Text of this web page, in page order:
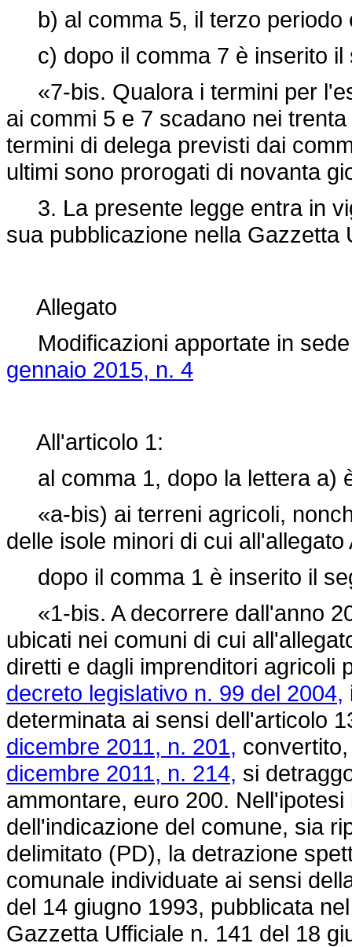
b) al comma 5, il terzo periodo
c) dopo il comma 7 è inserito il
«7-bis. Qualora i termini per
ai commi 5 e 7 scadano nei
termini di delega previsti dai
ultimi sono prorogati di novanta
3. La presente legge entra in
sua pubblicazione nella Gazzetta
Allegato
Modificazioni apportate in
gennaio 2015, n. 4
All'articolo 1:
al comma 1, dopo la lettera a)
«a-bis) ai terreni agricoli,
delle isole minori di cui
dopo il comma 1 è inserito il
«1-bis. A decorrere dall'anno
ubicati nei comuni di cui
diretti e dagli imprenditori agricoli
decreto legislativo n. 99 del 2004,
determinata ai sensi dell'articolo
dicembre 2011, n. 201,
dicembre 2011, n. 214, si
ammontare, euro 200.
dell'indicazione del comune, sia
delimitato (PD), la detrazione
comunale individuate ai sensi
del 14 giugno 1993, pubblicata
Gazzetta Ufficiale n. 141 del 18